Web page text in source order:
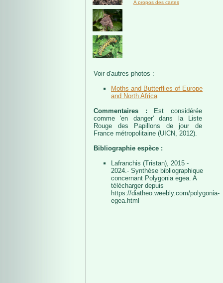
A propos des cartes
Voir d'autres photos :
Moths and Butterflies of Europe
and North Africa
Commentaires :
Est considérée
comme 'en danger' dans la Liste
Rouge des Papillons de jour de
France métropolitaine (UICN, 2012).
Bibliographie espèce :
Lafranchis (Tristan), 2015 -
2024.- Synthèse bibliographique
concernant Polygonia egea. A
télécharger depuis
https://diatheo.weebly.com/polygonia-
egea.html